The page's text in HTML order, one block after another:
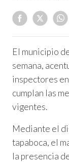
El municipio
semana,
inspectores
cumplan las
vigentes.
Mediante el
tapaboca, el
la presencia